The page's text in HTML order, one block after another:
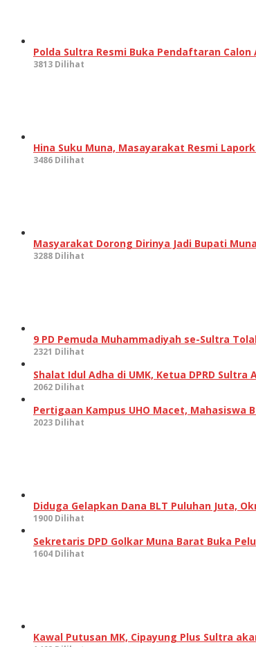
Polda Sultra Resmi Buka Pendaftaran
3813 Dilihat
Hina Suku Muna, Masayarakat Resmi
3486 Dilihat
Masyarakat Dorong Dirinya Jadi Bupati
3288 Dilihat
9 PD Pemuda Muhammadiyah se-Sultra
2321 Dilihat
Shalat Idul Adha di UMK, Ketua DPRD
2062 Dilihat
Pertigaan Kampus UHO Macet, Mahasiswa
2023 Dilihat
Diduga Gelapkan Dana BLT Puluhan Juta,
1900 Dilihat
Sekretaris DPD Golkar Muna Barat Buka
1604 Dilihat
Kawal Putusan MK, Cipayung Plus Sultra